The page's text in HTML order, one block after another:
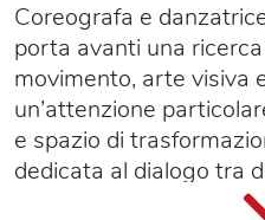
Coreografa e
porta avanti una
movimento, arte visiva
un’attenzione
e spazio di
dedicata al dialogo tra
, una creazione